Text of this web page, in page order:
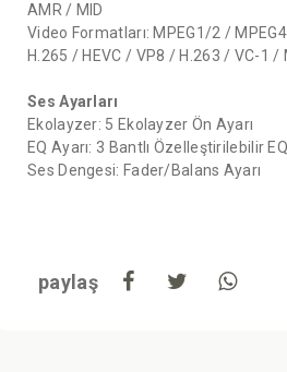
AMR / MID
Video Formatları: MPEG1/2 /
H.265 / HEVC / VP8 / H.263 / VC-1 /
Ses Ayarları
Ekolayzer: 5 Ekolayzer Ön Ayarı
EQ Ayarı: 3 Bantlı Özelleştirilebilir
Ses Dengesi: Fader/Balans Ayarı
paylaş